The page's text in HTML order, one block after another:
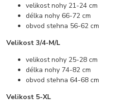
velikost nohy 21-24 cm
délka nohy 66-72 cm
obvod stehna 56-62 cm
Velikost 3/4-M/L
velikost nohy 25-28 cm
délka nohy 74-82 cm
obvod stehna 64-68 cm
Velikost 5-XL